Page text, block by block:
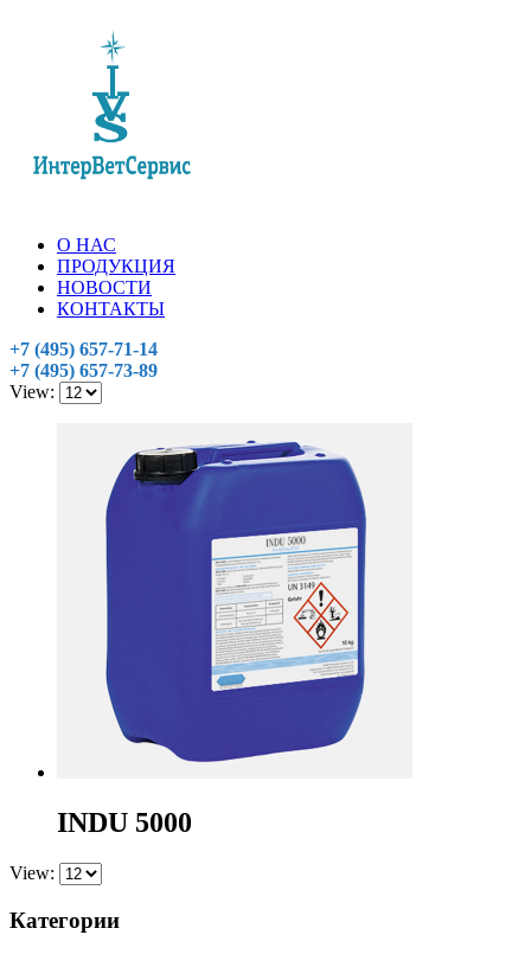
О НАС
ПРОДУКЦИЯ
НОВОСТИ
КОНТАКТЫ
+7 (495) 657-71-14
+7 (495) 657-73-89
View:
INDU 5000
View:
Категории